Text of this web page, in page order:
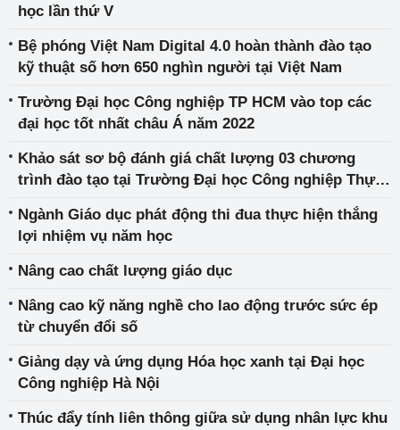
học lần thứ V
Bệ phóng Việt Nam Digital 4.0 hoàn thành đào tạo
kỹ thuật số hơn 650 nghìn người tại Việt Nam
Trường Đại học Công nghiệp TP HCM vào top các
đại học tốt nhất châu Á năm 2022
Khảo sát sơ bộ đánh giá chất lượng 03 chương
trình đào tạo tại Trường Đại học Công nghiệp Thực
Ngành Giáo dục phát động thi đua thực hiện thắng
lợi nhiệm vụ năm học
Nâng cao chất lượng giáo dục
Nâng cao kỹ năng nghề cho lao động trước sức ép
từ chuyển đổi số
Giảng dạy và ứng dụng Hóa học xanh tại Đại học
Công nghiệp Hà Nội
Thúc đẩy tính liên thông giữa sử dụng nhân lực khu